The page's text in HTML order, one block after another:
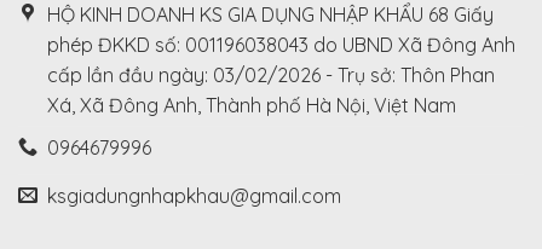
HỘ KINH DOANH KS GIA DỤNG NHẬP KHẨU 68 Giấy
phép ĐKKD số: 001196038043 do UBND Xã Đông Anh
cấp lần đầu ngày: 03/02/2026 - Trụ sở: Thôn Phan
Xá, Xã Đông Anh, Thành phố Hà Nội, Việt Nam
0964679996
ksgiadungnhapkhau@gmail.com